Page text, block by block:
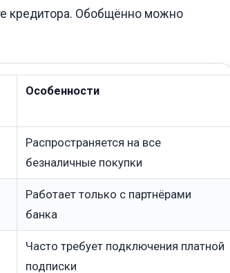
кредитора. Обобщённо можно
Особенности
Распространяется на все
безналичные покупки
Работает только с партнёрами
банка
Часто требует подключения платной
подписки